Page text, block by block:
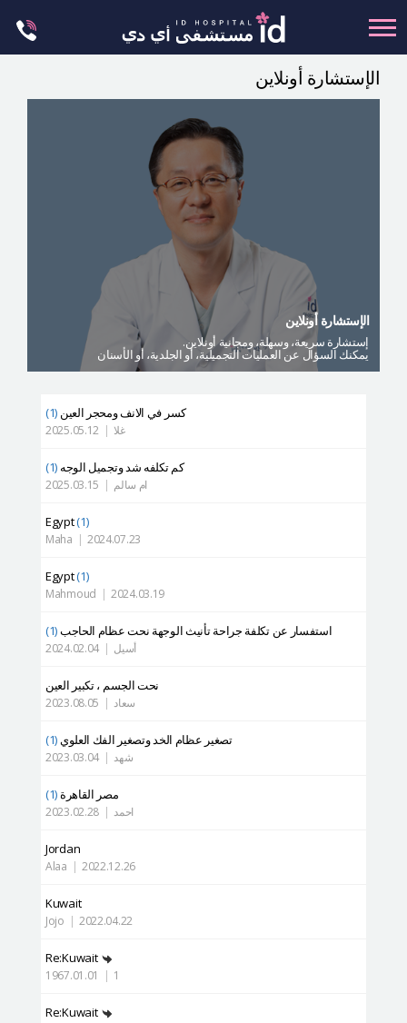
to
content
العمليات البسيطة
العيادة الجلدية
الإستشارة أونلاين
الإستشارة أونلاين
إستشارة سريعة، وسهلة، ومجانية أونلاين.
يمكنك السؤال عن العمليات التجميلية، أو الجلدية، أو الأسنان
كسر في الانف ومحجر العين (1)
غلا |
2025.05.12
كم تكلفه شد وتجميل الوجه (1)
ام سالم |
2025.03.15
Egypt(1)
Maha | 2024.07.23
Egypt(1)
Mahmoud | 2024.03.19
استفسار عن تكلفة جراحة تأنيث الوجهة نحت عظام الحاجب(1)
أسيل |
2024.02.04
نحت الجسم ، تكبير العين
سعاد |
2023.08.05
تصغير عظام الخد وتصغير الفك العلوي(1)
شهد |
2023.03.04
مصر القاهرة (1)
احمد |
2023.02.28
Jordan
Alaa | 2022.12.26
Kuwait
Jojo | 2022.04.22
Re:Kuwait
1
|
1967.01.01
Re:Kuwait